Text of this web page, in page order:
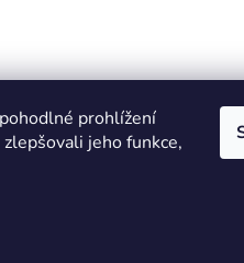
prohlížení
jeho funkce,
X-VISION Sitemap